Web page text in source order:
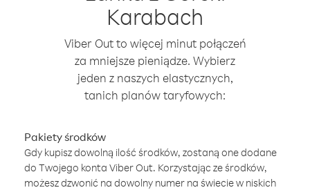
Karabach
Viber Out to więcej minut połączeń
za mniejsze pieniądze. Wybierz
jeden z naszych elastycznych,
tanich planów taryfowych:
Pakiety środków
Gdy kupisz dowolną ilość środków, zostaną one dodane
do Twojego konta Viber Out. Korzystając ze środków,
możesz dzwonić na dowolny numer na świecie w niskich